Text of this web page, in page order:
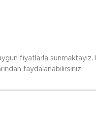
fiyatlarla sunmaktayız.
faydalanabilirsiniz.